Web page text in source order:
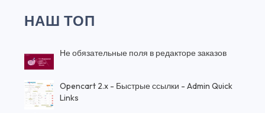
НАШ ТОП
Не обязательные поля в редакторе заказов
Opencart 2.x - Быстрые ссылки - Admin Quick
Links